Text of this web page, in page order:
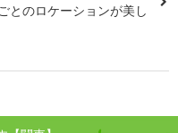
とのロケーションが美し